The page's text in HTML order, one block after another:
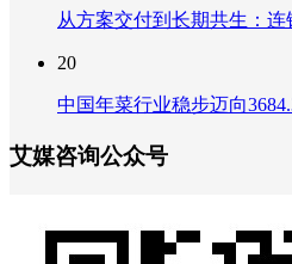
从方案交付到长期共生：
20
中国年菜行业稳步迈向
艾媒咨询公众号